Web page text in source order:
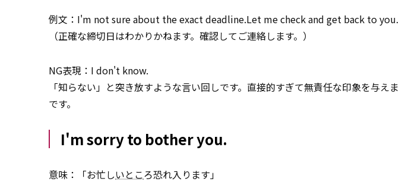
例文：I'm not sure about the exact deadline.Let me check and get back to you.
（正確な締切日はわかりかねます。確認してご連絡します。）
NG表現：I don't know.
「知らない」と突き放すような言い回しです。直接的すぎて無責任な印象を与え
です。
I'm sorry to bother you.
意味：「お忙しいところ恐れ入ります」